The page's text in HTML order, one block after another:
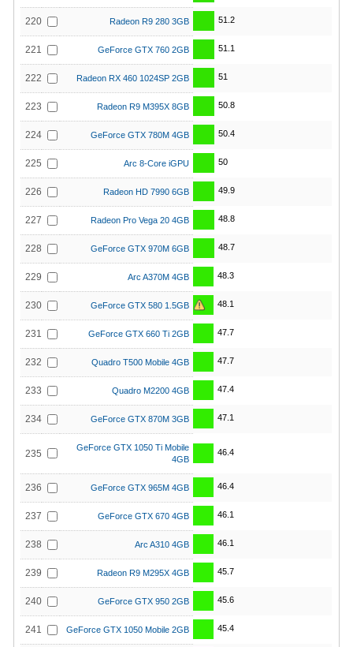
220 Radeon R9 280 3GB 51.2
221 GeForce GTX 760 2GB 51.1
222 Radeon RX 460 1024SP 2GB 51
223 Radeon R9 M395X 8GB 50.8
224 GeForce GTX 780M 4GB 50.4
225 Arc 8-Core iGPU 50
226 Radeon HD 7990 6GB 49.9
227 Radeon Pro Vega 20 4GB 48.8
228 GeForce GTX 970M 6GB 48.7
229 Arc A370M 4GB 48.3
230 GeForce GTX 580 1.5GB 48.1
231 GeForce GTX 660 Ti 2GB 47.7
232 Quadro T500 Mobile 4GB 47.7
233 Quadro M2200 4GB 47.4
234 GeForce GTX 870M 3GB 47.1
235
GeForce GTX 1050 Ti Mobile
4GB
46.4
236 GeForce GTX 965M 4GB 46.4
237 GeForce GTX 670 4GB 46.1
238 Arc A310 4GB 46.1
239 Radeon R9 M295X 4GB 45.7
240 GeForce GTX 950 2GB 45.6
241 GeForce GTX 1050 Mobile 2GB 45.4